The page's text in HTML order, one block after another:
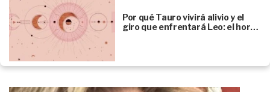
Por qué Tauro vivirá alivio y el
giro que enfrentará Leo: el hor…